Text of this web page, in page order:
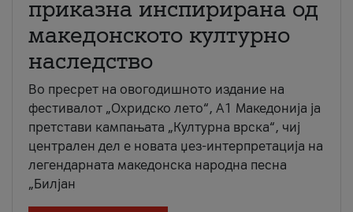
приказна инспирирана од
македонското културно
наследство
Во пресрет на овогодишното издание на
фестивалот „Охридско лето“, А1 Македонија ја
претстави кампањата „Културна врска“, чиј
централен дел е новата џез-интерпретација на
легендарната македонска народна песна
„Билјан